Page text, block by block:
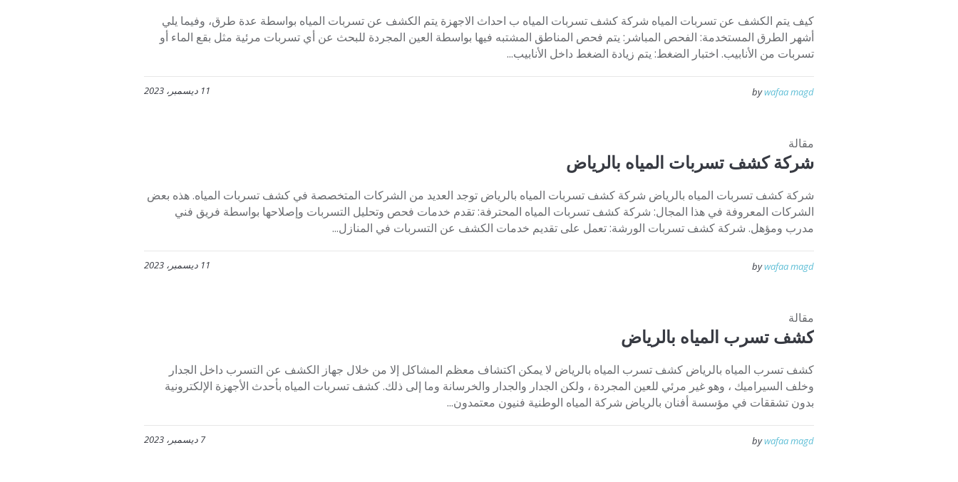
كيف يتم الكشف عن تسربات المياه شركة كشف تسربات المياه ب احداث الاجهزة يتم الكشف عن تسربات المياه بواسطة عدة طرق، وفيما يلي
أشهر الطرق المستخدمة: الفحص المباشر: يتم فحص المناطق المشتبه فيها بواسطة العين المجردة للبحث عن أي تسربات مرئية مثل بقع الماء أو
تسربات من الأنابيب. اختبار الضغط: يتم زيادة الضغط داخل الأنابيب...
11 ديسمبر، 2023 bywafaa magd
مقالة
شركة كشف تسربات المياه بالرياض
شركة كشف تسربات المياه بالرياض شركة كشف تسربات المياه بالرياض توجد العديد من الشركات المتخصصة في كشف تسربات المياه. هذه بعض
الشركات المعروفة في هذا المجال: شركة كشف تسربات المياه المحترفة: تقدم خدمات فحص وتحليل التسربات وإصلاحها بواسطة فريق فني
مدرب ومؤهل. شركة كشف تسربات الورشة: تعمل على تقديم خدمات الكشف عن التسربات في المنازل...
11 ديسمبر، 2023 bywafaa magd
مقالة
كشف تسرب المياه بالرياض
كشف تسرب المياه بالرياض كشف تسرب المياه بالرياض لا يمكن اكتشاف معظم المشاكل إلا من خلال جهاز الكشف عن التسرب داخل الجدار
وخلف السيراميك ، وهو غير مرئي للعين المجردة ، ولكن الجدار والجدار والخرسانة وما إلى ذلك. كشف تسربات المياه بأحدث الأجهزة الإلكترونية
بدون تشققات في مؤسسة أفنان بالرياض شركة المياه الوطنية فنيون معتمدون...
7 ديسمبر، 2023 bywafaa magd